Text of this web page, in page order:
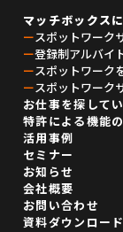
マッチボックス
ースポットワーク
ー登録制アルバイ
ースポットワーク
ースポットワーク
お仕事を探して
特許による機能
活用事例
セミナー
お知らせ
会社概要
お問い合わせ
資料ダウンロード